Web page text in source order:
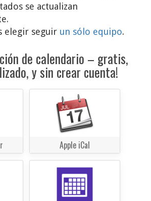
se actualizan
elegir seguir un sólo equipo.
de calendario – gratis,
y sin crear cuenta!
Apple iCal